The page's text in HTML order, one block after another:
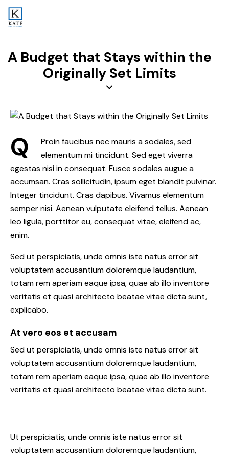
A Budget that Stays within the
Originally Set Limits
Q
Proin faucibus nec mauris a sodales, sed
elementum mi tincidunt. Sed eget viverra
egestas nisi in consequat. Fusce sodales augue a
accumsan. Cras sollicitudin, ipsum eget blandit pulvinar.
Integer tincidunt. Cras dapibus. Vivamus elementum
semper nisi. Aenean vulputate eleifend tellus. Aenean
leo ligula, porttitor eu, consequat vitae, eleifend ac,
enim.
Sed ut perspiciatis, unde omnis iste natus error sit
voluptatem accusantium doloremque laudantium,
totam rem aperiam eaque ipsa, quae ab illo inventore
veritatis et quasi architecto beatae vitae dicta sunt,
explicabo.
At vero eos et accusam
Sed ut perspiciatis, unde omnis iste natus error sit
voluptatem accusantium doloremque laudantium,
totam rem aperiam eaque ipsa, quae ab illo inventore
veritatis et quasi architecto beatae vitae dicta sunt.
Ut perspiciatis, unde omnis iste natus error sit
voluptatem accusantium doloremque laudantium,